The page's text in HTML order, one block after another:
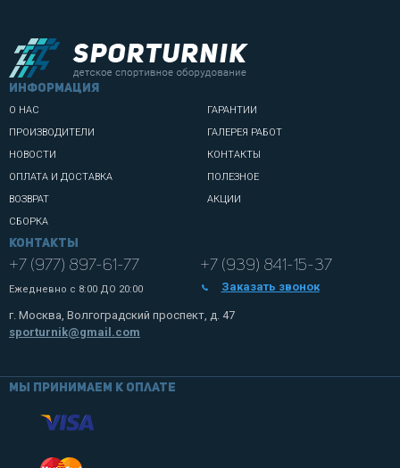
информация
О НАС
ПРОИЗВОДИТЕЛИ
НОВОСТИ
ОПЛАТА И ДОСТАВКА
ВОЗВРАТ
СБОРКА
ГАРАНТИИ
ГАЛЕРЕЯ РАБОТ
КОНТАКТЫ
ПОЛЕЗНОЕ
АКЦИИ
Контакты
+7 (977) 897-61-77
Ежедневно с 8:00 ДО 20:00
+7 (939) 841-15-37
Заказать звонок
г. Москва, Волгоградский проспект, д. 47
sporturnik@gmail.com
Мы принимаем к оплате